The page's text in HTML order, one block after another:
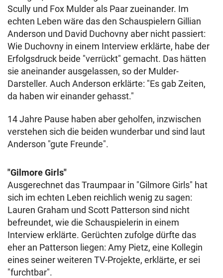
Scully und Fox Mulder als Paar zueinander. Im
echten Leben wäre das den Schauspielern Gillian
Anderson und David Duchovny aber nicht passiert:
Wie Duchovny in einem Interview erklärte, habe der
Erfolgsdruck beide "verrückt" gemacht. Das hätten
sie aneinander ausgelassen, so der Mulder-
Darsteller. Auch Anderson erklärte: "Es gab Zeiten,
da haben wir einander gehasst."
14 Jahre Pause haben aber geholfen, inzwischen
verstehen sich die beiden wunderbar und sind laut
Anderson "gute Freunde".
"Gilmore Girls"
Ausgerechnet das Traumpaar in "Gilmore Girls" hat
sich im echten Leben reichlich wenig zu sagen:
Lauren Graham und Scott Patterson sind nicht
befreundet, wie die Schauspielerin in einem
Interview erklärte. Gerüchten zufolge dürfte das
eher an Patterson liegen: Amy Pietz, eine Kollegin
eines seiner weiteren TV-Projekte, erklärte, er sei
"furchtbar".